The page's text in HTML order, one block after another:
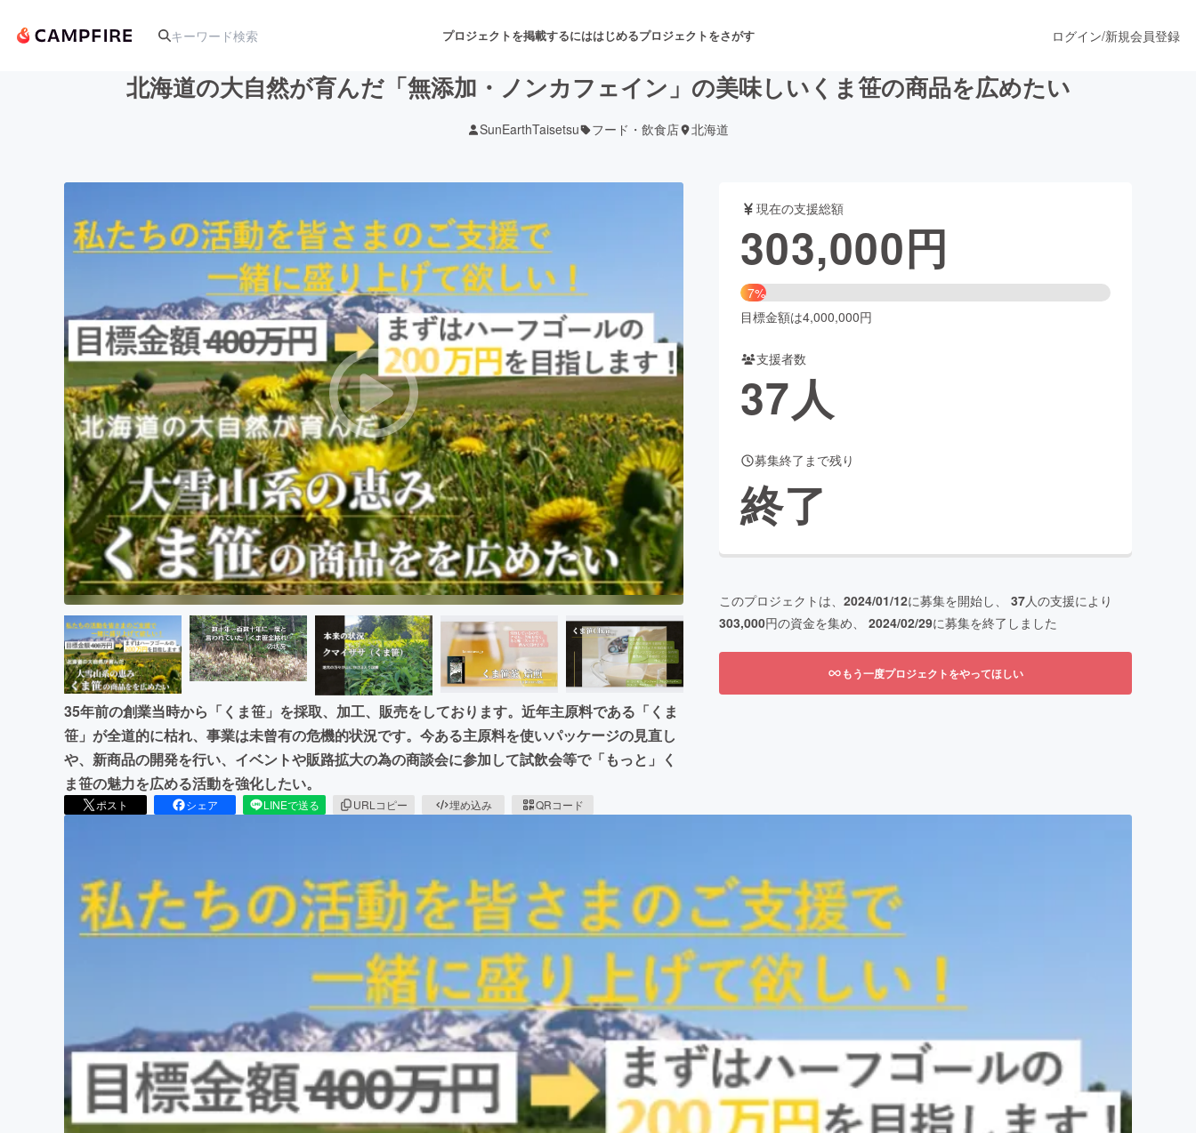
プロジェクトを掲載するにははじめるプロジェクトをさがす
アート・写真 音楽 舞台・パフォーマンス
テクノロジー・ガジェット ゲーム・サービス開発 ファッション
映像・映画 書籍・雑誌出版
ビジネス・起業 チャレンジ ビューティー・ヘルスケア
まちづくり・地域活性化
CAMPFIRE for Social GoodCAMPFIRE Creation
CAMPFIREふるさと納税machi-yaコミュニティ
ログイン/新規会員登録
北海道の大自然が育んだ「無添加・ノンカフェイン」の美味しいくま笹の商品を広めたい
SunEarthTaisetsu フード・飲食店 北海道
35年前の創業当時から「くま笹」を採取、加工、販売をしております。近年主原料である「くま
笹」が全道的に枯れ、事業は未曾有の危機的状況です。今ある主原料を使いパッケージの見直し
や、新商品の開発を行い、イベントや販路拡大の為の商談会に参加して試飲会等で「もっと」く
ま笹の魅力を広める活動を強化したい。
ポスト シェア LINEで送る URLコピー 埋め込み QRコード
現在の支援総額
303,000円
7%
目標金額は4,000,000円
支援者数
37人
募集終了まで残り
終了
このプロジェクトは、 2024/01/12に募集を開始し、 37人の支援により
303,000円の資金を集め、 2024/02/29に募集を終了しました
もう一度プロジェクトをやってほしい